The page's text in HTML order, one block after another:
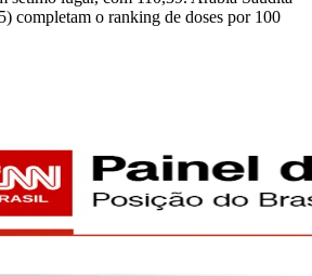
completam o ranking de doses por 100